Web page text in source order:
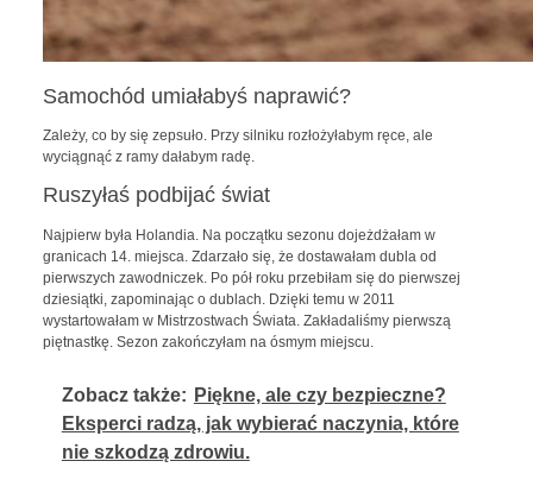
Samochód umiałabyś naprawić?
Zależy, co by się zepsuło. Przy silniku rozłożyłabym ręce, ale
wyciągnąć z ramy dałabym radę.
Ruszyłaś podbijać świat
Najpierw była Holandia. Na początku sezonu dojeżdżałam w
granicach 14. miejsca. Zdarzało się, że dostawałam dubla od
pierwszych zawodniczek. Po pół roku przebiłam się do pierwszej
dziesiątki, zapominając o dublach. Dzięki temu w 2011
wystartowałam w Mistrzostwach Świata. Zakładaliśmy pierwszą
piętnastkę. Sezon zakończyłam na ósmym miejscu.
Zobacz także: Piękne, ale czy bezpieczne?
Eksperci radzą, jak wybierać naczynia, które
nie szkodzą zdrowiu.